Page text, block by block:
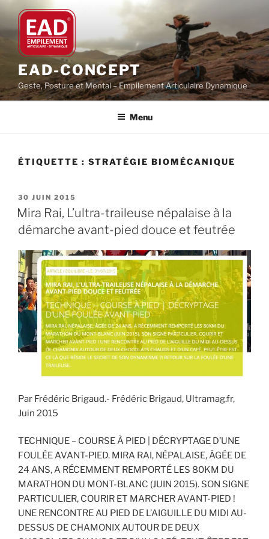
Aller
contenu
principal
EAD-CONCEPT
Geste, Posture et Mental – Empilement Articulaire Dynamique
Menu
ÉTIQUETTE : STRATÉGIE BIOMÉCANIQUE
PUBLIÉ
LE
30 JUIN 2015
Mira Rai, L’ultra-traileuse népalaise à la
démarche avant-pied douce et feutrée
Par Frédéric Brigaud.- Frédéric Brigaud, Ultramag.fr,
Juin 2015
TECHNIQUE – COURSE À PIED | DÉCRYPTAGE D’UNE
FOULÉE AVANT-PIED. MIRA RAI, NÉPALAISE, ÂGÉE DE
24 ANS, A RÉCEMMENT REMPORTÉ LES 80KM DU
MARATHON DU MONT-BLANC (JUIN 2015). SON SIGNE
PARTICULIER, COURIR ET MARCHER AVANT-PIED !
UNE RENCONTRE AU PIED DE L’AIGUILLE DU MIDI AU-
DESSUS DE CHAMONIX AUTOUR DE DEUX